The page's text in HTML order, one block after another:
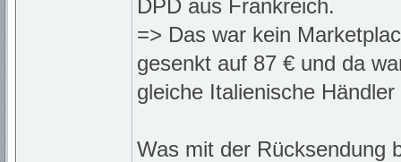
DPD aus Frankreich.
=> Das war kein
gesenkt auf 87 € und da
gleiche Italienische
Was mit der Rücksendung